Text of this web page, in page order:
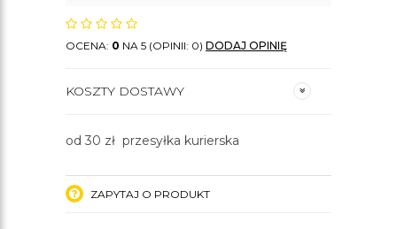
OCENA: 0 NA 5 (OPINII: 0) DODAJ OPINIĘ
KOSZTY DOSTAWY
od 30 zł przesyłka kurierska
ZAPYTAJ O PRODUKT